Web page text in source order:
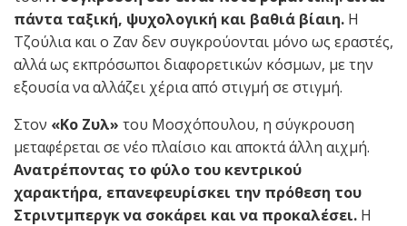
πάντα ταξική, ψυχολογική και βαθιά βίαιη. Η
Τζούλια και ο Ζαν δεν συγκρούονται μόνο ως εραστές,
αλλά ως εκπρόσωποι διαφορετικών κόσμων, με την
εξουσία να αλλάζει χέρια από στιγμή σε στιγμή.
Στον «Κο Ζυλ» του Μοσχόπουλου, η σύγκρουση
μεταφέρεται σε νέο πλαίσιο και αποκτά άλλη αιχμή.
Ανατρέποντας το φύλο του κεντρικού
χαρακτήρα, επανεφευρίσκει την πρόθεση του
Στριντμπεργκ να σοκάρει και να προκαλέσει. Η